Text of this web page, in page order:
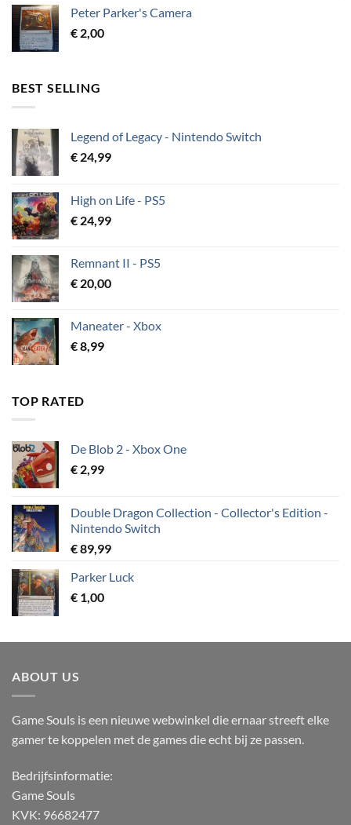
Peter Parker's Camera
€ 2,00
BEST SELLING
Legend of Legacy - Nintendo Switch
€ 24,99
High on Life - PS5
€ 24,99
Remnant II - PS5
€ 20,00
Maneater - Xbox
€8,99
TOP RATED
De Blob 2 - Xbox One
€ 2,99
Double Dragon Collection - Collector's Edition -
Nintendo Switch
€89,99
Parker Luck
€ 1,00
ABOUT US
Game Souls is een nieuwe webwinkel die ernaar streeft elke
gamer te koppelen met de games die echt bij ze passen.
Bedrijfsinformatie:
Game Souls
KVK: 96682477